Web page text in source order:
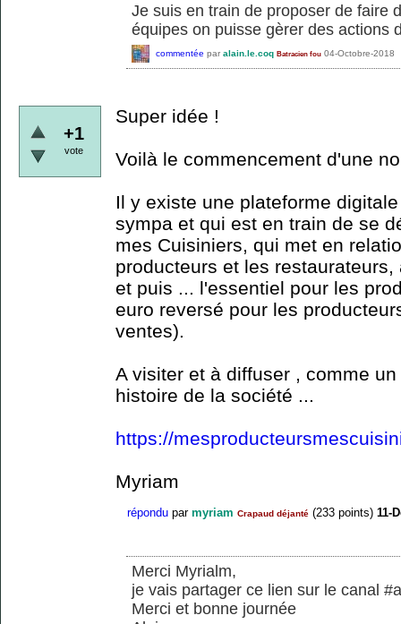
Je suis en train de proposer de faire
équipes on puisse gèrer des actions
commentée par alain.le.coq Batracien fou 04-Octobre-2018
+1
vote
Super idée !
Voilà le commencement d'une
Il y existe une plateforme
sympa et qui est en train de se
mes Cuisiniers, qui met en
producteurs et les
et puis ... l'essentiel pour les
euro reversé pour les
ventes).
A visiter et à diffuser , comme
histoire de la société ...
https://
Myriam
répondu par myriam Crapaud déjanté (233 points) 11-
Merci Myrialm,
je vais partager ce lien sur le canal
Merci et bonne journée